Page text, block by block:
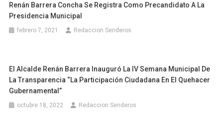
Renán Barrera Concha Se Registra Como Precandidato A La
Presidencia Municipal
febrero 7, 2021 Redaccion Senderos
El Alcalde Renán Barrera Inauguró La IV Semana Municipal De
La Transparencia “La Participación Ciudadana En El Quehacer
Gubernamental”
octubre 18, 2022 Redaccion Senderos